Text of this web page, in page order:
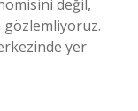
değil,
gözlemliyoruz.
yer